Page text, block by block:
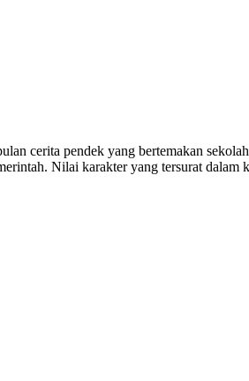
cerita pendek yang bertemakan
Nilai karakter yang tersurat